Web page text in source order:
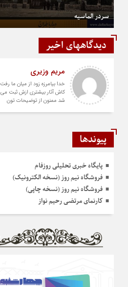
سردر الماسیه
دیدگاههای اخیر
مریم وزیری
خدا بیامرزه زود از میان ما رفت
کاش آثار بیشتری ازش ثبت می
شد ممنون از توضیحات تون
پیوندها
پایگاه خبری تحلیلی روزفام
فروشگاه نیم روز (نسخه الکترونیک)
فروشگاه نیم روز (نسخه چاپی)
کارنمای مرتضی رحیم نواز